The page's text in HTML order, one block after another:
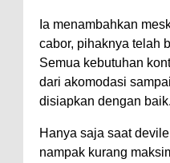
Ia menambahkan
cabor, pihaknya telah
Semua kebutuhan
dari akomodasi
disiapkan dengan baik.
Hanya saja saat
nampak kurang